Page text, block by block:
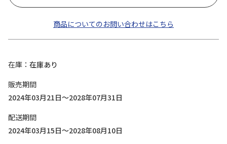
商品についてのお問い合わせはこちら
在庫
在庫あり
販売期間
2024年03月21日～2028年07月31日
配送期間
2024年03月15日～2028年08月10日